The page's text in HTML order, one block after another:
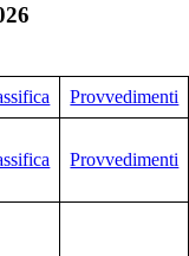
Provvedimenti
Provvedimenti